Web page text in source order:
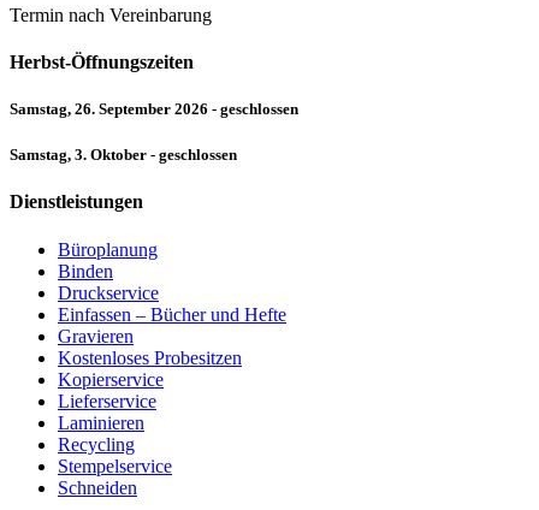
Termin nach Vereinbarung
Herbst-Öffnungszeiten
Samstag, 26. September 2026 - geschlossen
Samstag, 3. Oktober - geschlossen
Dienstleistungen
Büroplanung
Binden
Druckservice
Einfassen – Bücher und Hefte
Gravieren
Kostenloses Probesitzen
Kopierservice
Lieferservice
Laminieren
Recycling
Stempelservice
Schneiden